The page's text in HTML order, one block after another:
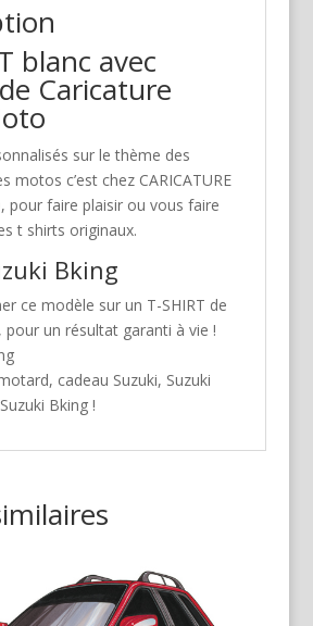
blanc avec
Caricature
sur le thème des
motos c’est chez CARICATURE
pour faire plaisir ou vous faire
t shirts originaux.
Bking
ce modèle sur un T-SHIRT de
pour un résultat garanti à vie !
cadeau Suzuki, Suzuki
Bking !